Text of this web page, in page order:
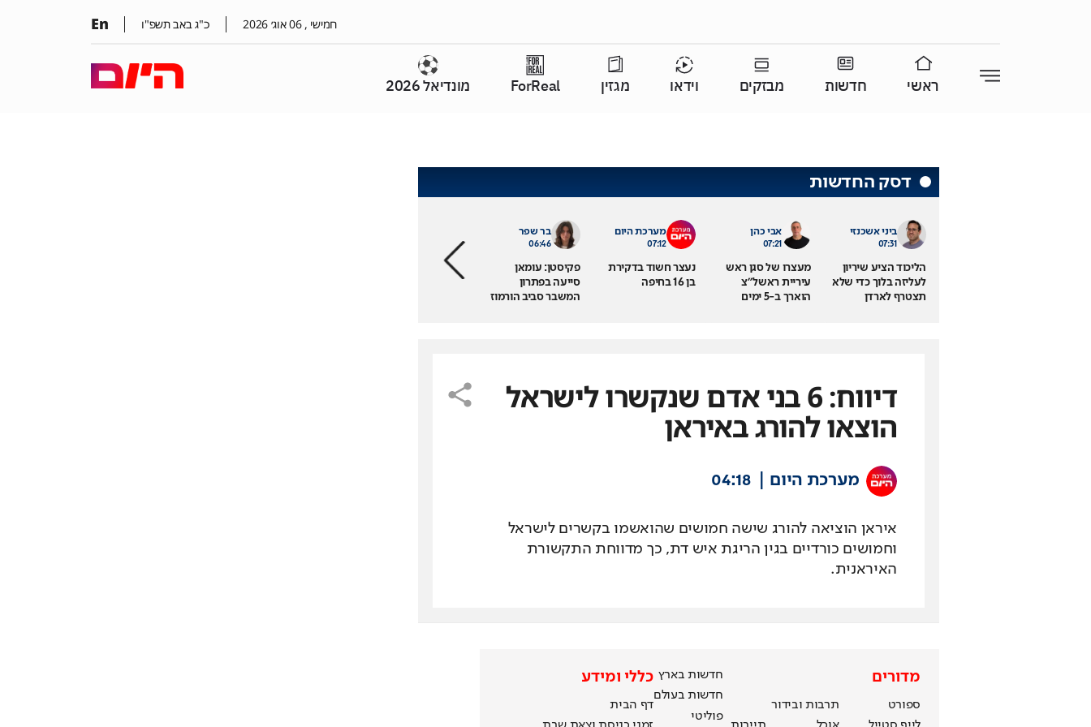
חמישי , 06אוג׳ 2026 כ"ג באב תשפ"ו En
ראשי חדשות מבזקים וידאו מגזין ForReal מונדיאל 2026
דסק החדשות
ביני אשכנזי
07:31
הליכוד הציע שיריון
לעליזה בלוך כדי שלא
תצטרף לארדן
אבי כהן
07:21
מעצרו של סגן ראש
עיריית ראשל"צ
הוארך ב-5 ימים
מערכת היום
07:12
נעצר חשוד בדקירת
בן 16 בחיפה
בר שפר
06:46
פקיסטן: עומאן
סייעה בפתרון
המשבר סביב הורמוז
דיווח: 6 בני אדם שנקשרו לישראל
הוצאו להורג באיראן
מערכת היום 04:18
איראן הוציאה להורג שישה חמושים שהואשמו בקשרים לישראל
וחמושים כורדיים בגין הריגת איש דת, כך מדווחת התקשורת
האיראנית.
מדורים
ספורט
תרבות ובידור
חדשות בארץ
חדשות בעולם
פוליטי
כללי ומידע
דף הבית